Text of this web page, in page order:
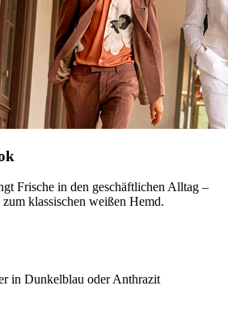
Frische in den geschäftlichen Alltag –
klassischen weißen Hemd.
in Dunkelblau oder Anthrazit